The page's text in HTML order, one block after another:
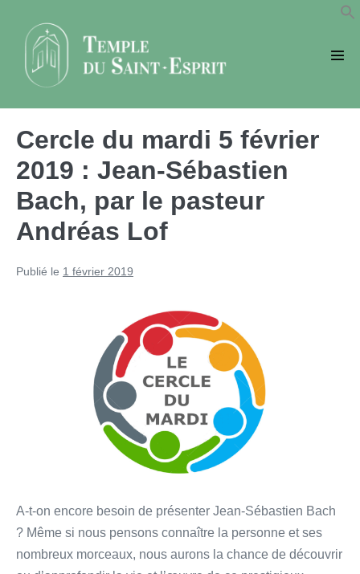
contenu
Cercle du mardi 5 février
2019 : Jean-Sébastien
Bach, par le pasteur
Andréas Lof
Publié le 1 février 2019
A-t-on encore besoin de présenter Jean-Sébastien Bach
? Même si nous pensons connaître la personne et ses
nombreux morceaux, nous aurons la chance de découvrir